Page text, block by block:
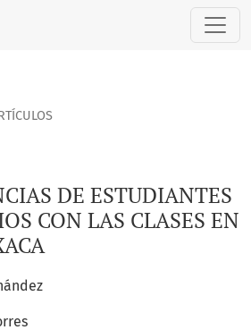
ESTUDIANTES UNIVERSITARIOS CON
DE ESTUDIANTES
CON LAS CLASES EN